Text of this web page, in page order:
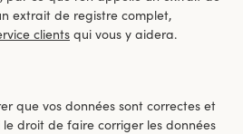
extrait de registre complet,
clients qui vous y aidera.
que vos données sont correctes et
le droit de faire corriger les données